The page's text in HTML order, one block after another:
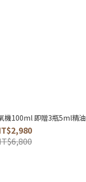
機100ml 即贈3瓶5ml精油